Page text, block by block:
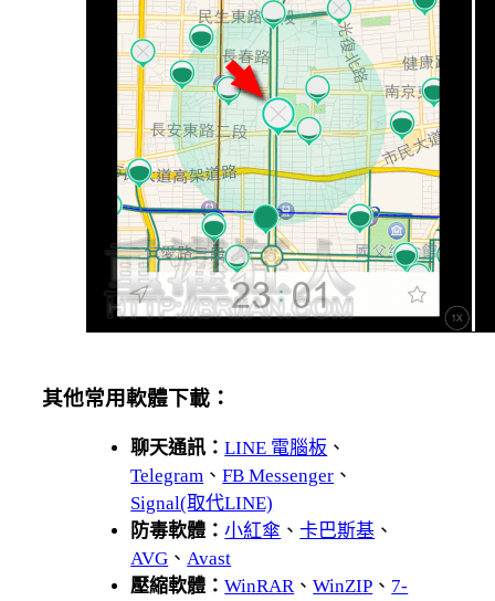
其他常用軟體下載：
聊天通訊：LINE 電腦板 、
Telegram 、FB Messenger 、
Signal(取代LINE)
防毒軟體：小紅傘 、卡巴斯基 、
AVG 、 Avast
壓縮軟體：WinRAR 、WinZIP 、 7-